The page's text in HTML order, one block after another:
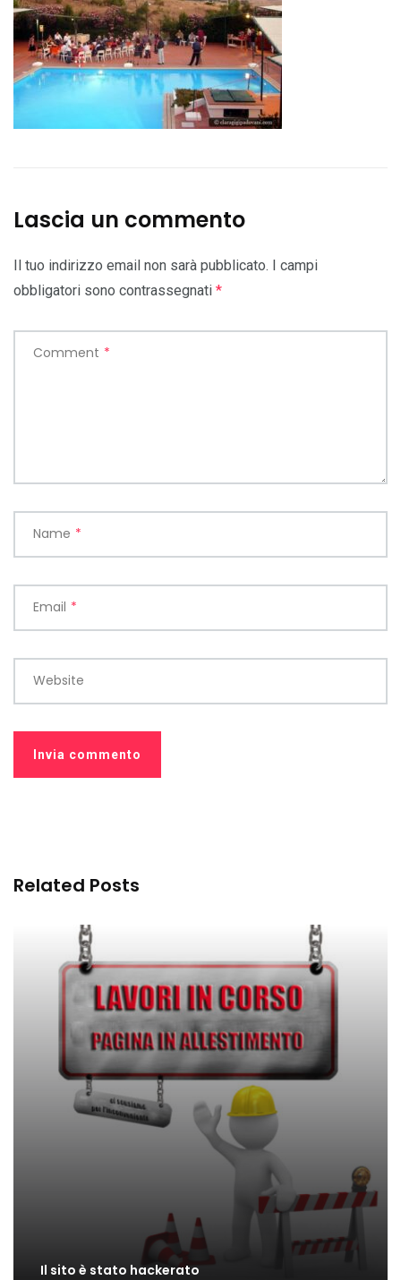
Lascia un commento
Il tuo indirizzo email non sarà pubblicato. I campi
obbligatori sono contrassegnati *
Comment *
Name *
Email *
Website
Related Posts
Il sito è stato hackerato